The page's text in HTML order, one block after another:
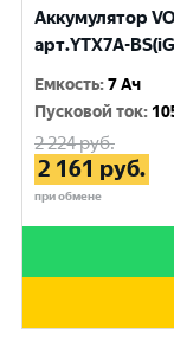
Аккумулятор
арт.YTX7A-
Емкость:7 Ач
Пусковой ток:
2 224руб.
2 161 руб.
при обмене